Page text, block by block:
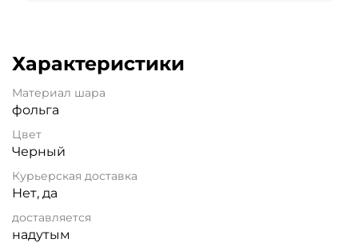
Характеристики
Материал шара
фольга
Цвет
Черный
Курьерская доставка
Нет, да
доставляется
надутым